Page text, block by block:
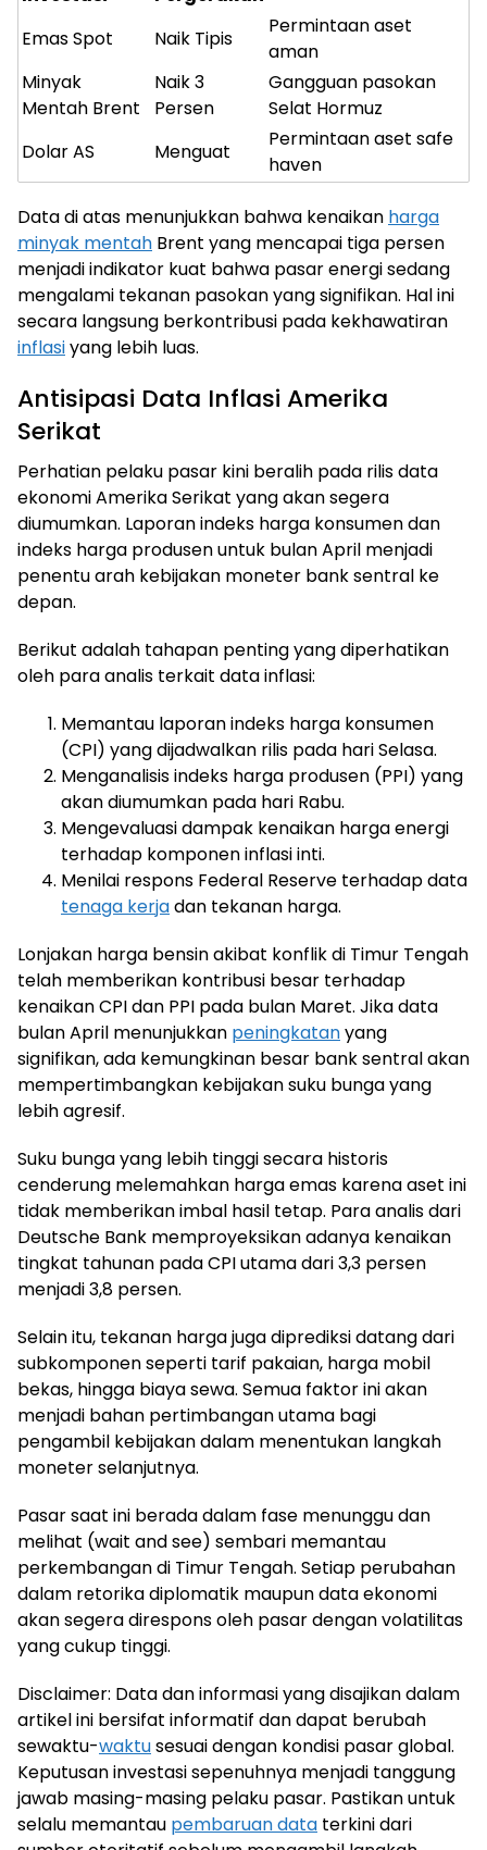
Emas Spot
Naik Tipis
Permintaan aset
aman
Minyak
Mentah Brent
Naik 3
Persen
Gangguan pasokan
Selat Hormuz
Dolar AS
Menguat
Permintaan aset safe
haven
Data di atas menunjukkan bahwa kenaikan harga
minyak mentah Brent yang mencapai tiga persen
menjadi indikator kuat bahwa pasar energi sedang
mengalami tekanan pasokan yang signifikan. Hal ini
secara langsung berkontribusi pada kekhawatiran
inflasiyang lebih luas.
Antisipasi Data Inflasi Amerika
Serikat
Perhatian pelaku pasar kini beralih pada rilis data
ekonomi Amerika Serikat yang akan segera
diumumkan. Laporan indeks harga konsumen dan
indeks harga produsen untuk bulan April menjadi
penentu arah kebijakan moneter bank sentral ke
depan.
Berikut adalah tahapan penting yang diperhatikan
oleh para analis terkait data inflasi:
Memantau laporan indeks harga konsumen
(CPI) yang dijadwalkan rilis pada hari Selasa.
Menganalisis indeks harga produsen (PPI) yang
akan diumumkan pada hari Rabu.
Mengevaluasi dampak kenaikan harga energi
terhadap komponen inflasi inti.
Menilai respons Federal Reserve terhadap data
tenaga kerjadan tekanan harga.
Lonjakan harga bensin akibat konflik di Timur Tengah
telah memberikan kontribusi besar terhadap
kenaikan CPI dan PPI pada bulan Maret. Jika data
bulan April menunjukkan peningkatanyang
signifikan, ada kemungkinan besar bank sentral akan
mempertimbangkan kebijakan suku bunga yang
lebih agresif.
Suku bunga yang lebih tinggi secara historis
cenderung melemahkan harga emas karena aset ini
tidak memberikan imbal hasil tetap. Para analis dari
Deutsche Bank memproyeksikan adanya kenaikan
tingkat tahunan pada CPI utama dari 3,3 persen
menjadi 3,8 persen.
Selain itu, tekanan harga juga diprediksi datang dari
subkomponen seperti tarif pakaian, harga mobil
bekas, hingga biaya sewa. Semua faktor ini akan
menjadi bahan pertimbangan utama bagi
pengambil kebijakan dalam menentukan langkah
moneter selanjutnya.
Pasar saat ini berada dalam fase menunggu dan
melihat (wait and see) sembari memantau
perkembangan di Timur Tengah. Setiap perubahan
dalam retorika diplomatik maupun data ekonomi
akan segera direspons oleh pasar dengan volatilitas
yang cukup tinggi.
Disclaimer: Data dan informasi yang disajikan dalam
artikel ini bersifat informatif dan dapat berubah
sewaktu-waktusesuai dengan kondisi pasar global.
Keputusan investasi sepenuhnya menjadi tanggung
jawab masing-masing pelaku pasar. Pastikan untuk
selalu memantau pembaruan data terkini dari